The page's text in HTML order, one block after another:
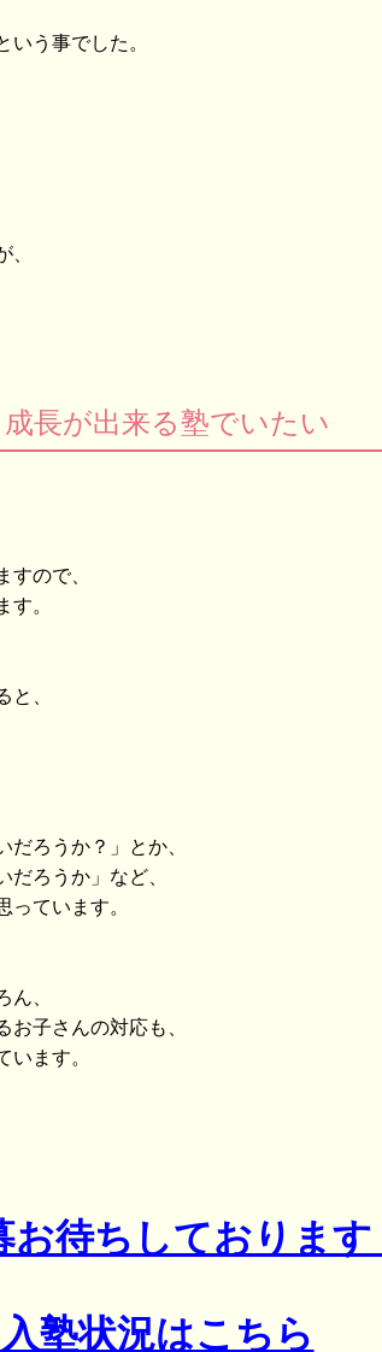
う事でした。
、
長が出来る塾でいたい
すので、
す。
と、
だろうか？」とか、
だろうか」など、
ています。
ん、
子さんの対応も、
います。
待ちしております
塾状況はこちら